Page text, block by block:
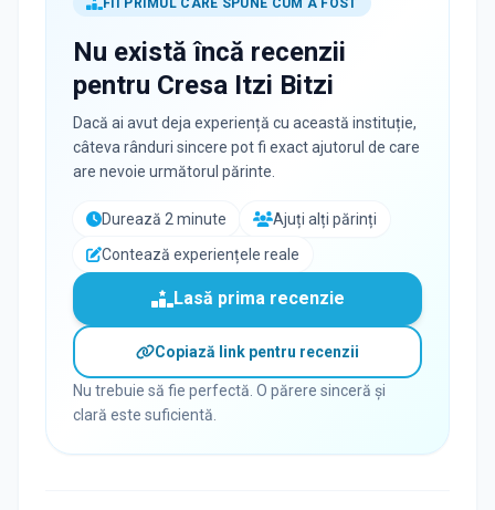
FII PRIMUL CARE SPUNE CUM A FOST
Nu există încă recenzii
pentru Cresa Itzi Bitzi
Dacă ai avut deja experiență cu această instituție,
câteva rânduri sincere pot fi exact ajutorul de care
are nevoie următorul părinte.
Durează 2 minute
Ajuți alți părinți
Contează experiențele reale
Lasă prima recenzie
Copiază link pentru recenzii
Nu trebuie să fie perfectă. O părere sinceră și
clară este suficientă.